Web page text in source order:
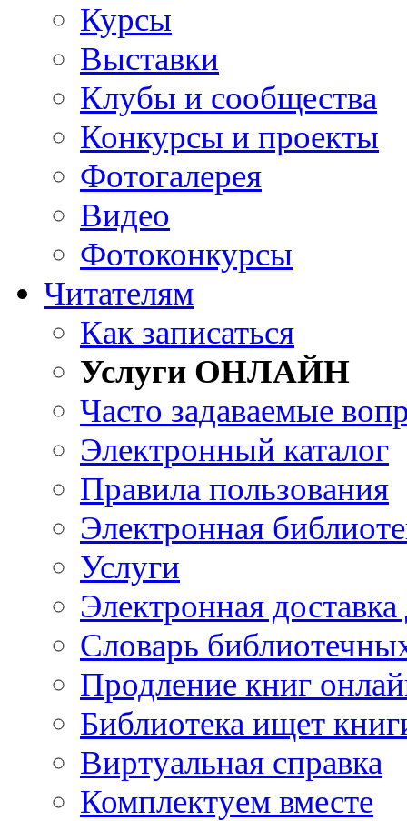
Курсы
Выставки
Клубы и сообщества
Конкурсы и проекты
Фотогалерея
Видео
Фотоконкурсы
Читателям
Как записаться
Услуги ОНЛАЙН
Часто задаваемые
Электронный каталог
Правила пользования
Электронная
Услуги
Электронная
Словарь
Продление книг
Библиотека ищет
Виртуальная справка
Комплектуем вместе